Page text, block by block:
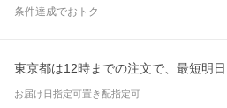
条件達成でおトク
東京都は12時までの注文で、最短明
お届け日指定可置き配指定可